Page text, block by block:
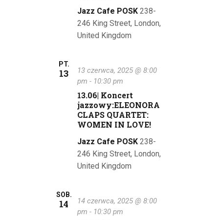
a
c
o
w
y
s
Jazz Cafe POSK 238-
246 King Street, London,
United Kingdom
PT.
13
13.06| Koncert
jazzowy:ELEONORA
CLAPS QUARTET:
WOMEN IN LOVE!
13 czerwca, 2025 @ 8:00
pm - 10:30 pm
Jazz Cafe POSK 238-
246 King Street, London,
United Kingdom
SOB.
14
14 czerwca, 2025 @ 8:00
pm - 10:30 pm